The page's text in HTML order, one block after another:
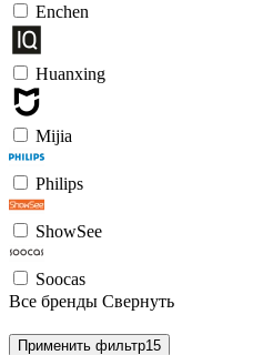
Enchen
Huanxing
Mijia
Philips
ShowSee
Soocas
Все бренды Свернуть
Применить фильтр15